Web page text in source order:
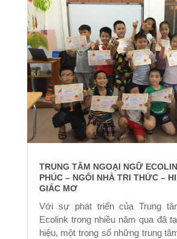
TRUNG TÂM NGOẠI NGỮ
PHÚC – NGÔI NHÀ TRI THỨC –
GIẤC MƠ
Với sự phát triển của Trung
Ecolink trong nhiều năm qua đã
hiệu, một trong số những trung